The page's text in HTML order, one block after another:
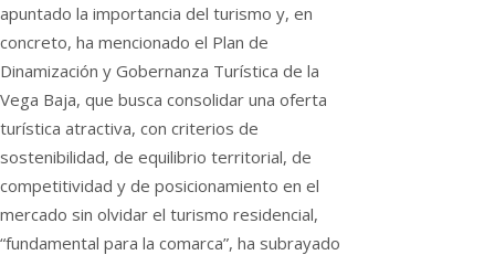
apuntado la importancia del turismo y, en
concreto, ha mencionado el Plan de
Dinamización y Gobernanza Turística de la
Vega Baja, que busca consolidar una oferta
turística atractiva, con criterios de
sostenibilidad, de equilibrio territorial, de
competitividad y de posicionamiento en el
mercado sin olvidar el turismo residencial,
“fundamental para la comarca”, ha subrayado